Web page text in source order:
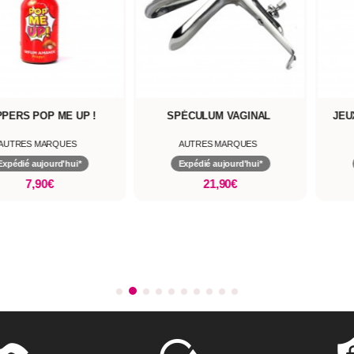
VAGINAL
AUTRES MARQUES
Expédié aujourd'hui*
21,90€
JEUX COQUIN ZIGOUNETTE
AUTRES MARQUES
Expédié aujourd'hui*
19,99€10,00€